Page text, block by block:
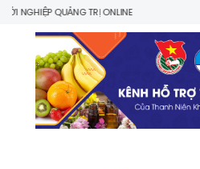
NGHIỆP QUẢNG TRỊ ONLINE